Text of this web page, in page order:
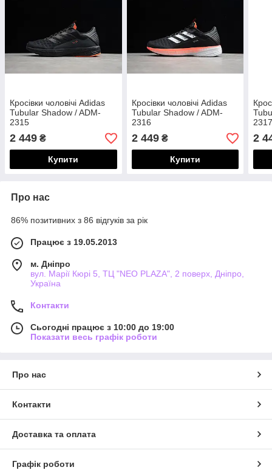
Кросівки чоловічі Adidas
Tubular Shadow / ADM-
2315
2 449 ₴
Купити
Кросівки чоловічі Adidas
Tubular Shadow / ADM-
2316
2 449₴
Купити
2
Про нас
86% позитивних з 86 відгуків за рік
Працює з 19.05.2013
м. Дніпро
вул. Марії Кюрі 5, ТЦ "NEO PLAZA", 2 поверх, Дніпро,
Україна
Контакти
Сьогодні працює з 10:00 до 19:00
Показати весь графік роботи
Про нас
Контакти
Доставка та оплата
Графік роботи